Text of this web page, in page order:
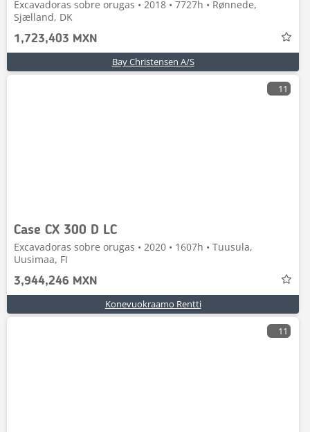
Excavadoras sobre orugas • 2018 • 7727h • Rønnede,
Sjælland, DK
1,723,403 MXN
Bay Christensen A/S
11
Case CX 300 D LC
Excavadoras sobre orugas • 2020 • 1607h • Tuusula,
Uusimaa, FI
3,944,246 MXN
Konevuokraamo Rentti
11